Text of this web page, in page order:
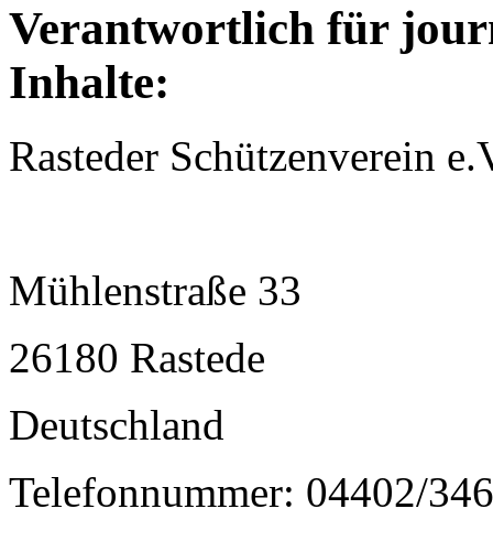
Verantwortlich für
Inhalte:
Rasteder Schützenverein
Mühlenstraße 33
26180 Rastede
Deutschland
Telefonnummer: 04402/